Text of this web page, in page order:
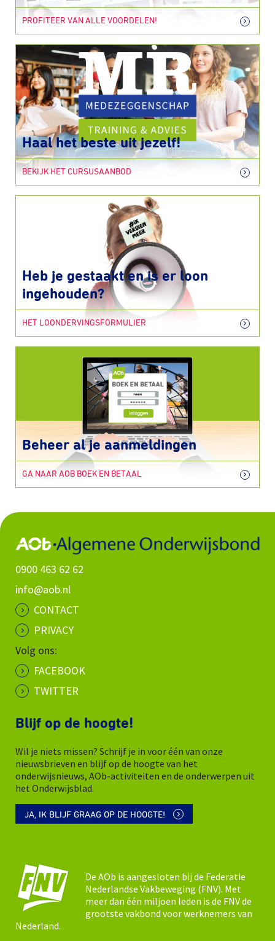
PROFITEER VAN ALLE VOORDELEN!
Haal het beste uit jezelf!
BEKIJK HET CURSUSAANBOD
Heb je gestaakt en is er loon
ingehouden?
HET LOONDERVINGSFORMULIER
Beheer al je aanmeldingen
GA NAAR AOB BOEK EN BETAAL
0900 463 62 62
info@aob.nl
CONTACT
PRIVACY
Volg ons:
FACEBOOK
TWITTER
Blijf op de hoogte!
Wil je niets missen? Schrijf je in voor één van onze
nieuwsbrieven en blijf op de hoogte van het
onderwijsnieuws, AOb-activiteiten en de onderwerpen uit
het Onderwijsblad.
JA, IK BLIJF GRAAG OP DE HOOGTE!
De AOb is aangesloten bij de Federatie
Nederlandse Vakbeweging (FNV). Met
meer dan één miljoen leden is de FNV de
grootste vakbond voor werknemers van
Nederland.